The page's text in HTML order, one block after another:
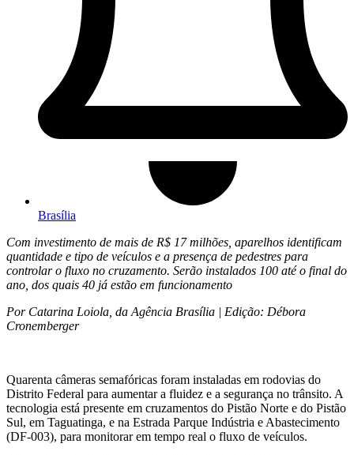
Brasília
Com investimento de mais de R$ 17 milhões, aparelhos identificam
quantidade e tipo de veículos e a presença de pedestres para
controlar o fluxo no cruzamento. Serão instalados 100 até o final do
ano, dos quais 40 já estão em funcionamento
Por Catarina Loiola, da Agência Brasília | Edição: Débora
Cronemberger
Quarenta câmeras semafóricas foram instaladas em rodovias do
Distrito Federal para aumentar a fluidez e a segurança no trânsito. A
tecnologia está presente em cruzamentos do Pistão Norte e do Pistão
Sul, em Taguatinga, e na Estrada Parque Indústria e Abastecimento
(DF-003), para monitorar em tempo real o fluxo de veículos.